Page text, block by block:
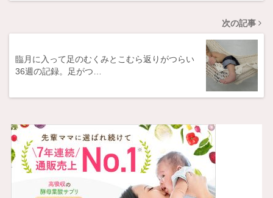
次の記事
臨月に入って足のむくみとこむら返りがつらい
36週の記録。足がつ…